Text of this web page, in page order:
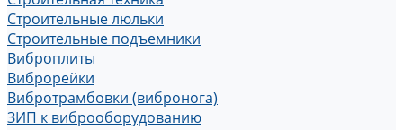
Строительные люльки
Строительные подъемники
Виброплиты
Виброрейки
Вибротрамбовки (вибронога)
ЗИП к виброоборудованию